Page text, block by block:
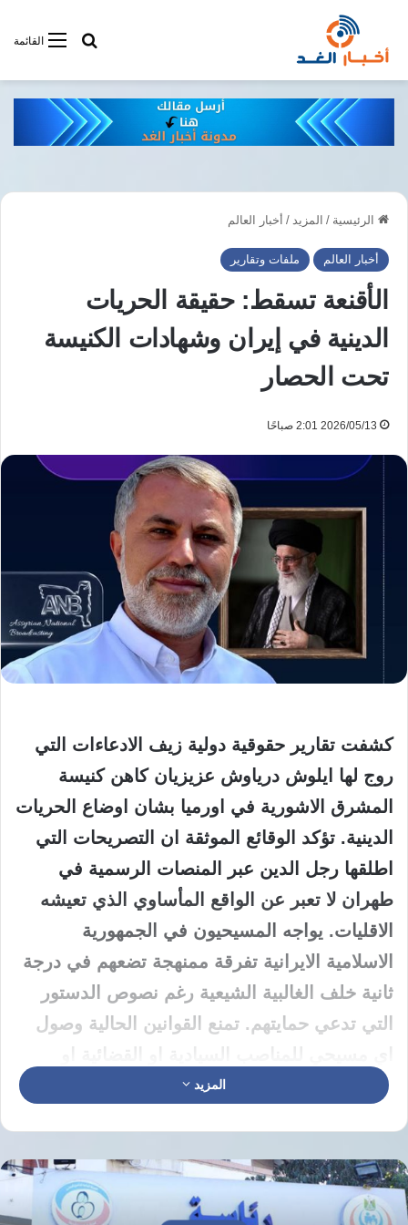
القائمةأبحت فى
الرئيسية / المزيد / أخبار العالم
أخبار العالم ملفات وتقارير
الأقنعة تسقط: حقيقة الحريات
الدينية في إيران وشهادات الكنيسة
تحت الحصار
2026/05/13 2:01 صباحًا
كشفت تقارير حقوقية دولية زيف الادعاءات التي
روج لها ايلوش درياوش عزيزيان كاهن كنيسة
المشرق الاشورية في اورميا بشان اوضاع الحريات
الدينية. تؤكد الوقائع الموثقة ان التصريحات التي
اطلقها رجل الدين عبر المنصات الرسمية في
طهران لا تعبر عن الواقع المأساوي الذي تعيشه
الاقليات. يواجه المسيحيون في الجمهورية
الاسلامية الايرانية تفرقة ممنهجة تضعهم في درجة
ثانية خلف الغالبية الشيعية رغم نصوص الدستور
التي تدعي حمايتهم. تمنع القوانين الحالية وصول
القيادات العسكرية العليا بشكل قاطع.
استغلال رجال الدين لترويج خطاب
الولاء
يرصد مراقبون استغلالا سياسيا لظهور رجال دين
المزيد